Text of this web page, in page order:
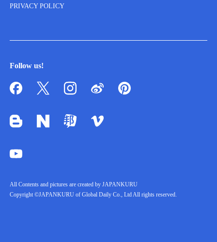
PRIVACY POLICY
Follow us!
All Contents and pictures are created by JAPANKURU
Copyright ©JAPANKURU of Global Daily Co., Ltd All rights reserved.